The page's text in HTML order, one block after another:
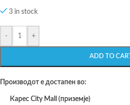
3 in stock
- +
ADD TO CART
Производот е достапен во:
Карес City Mall (приземје)